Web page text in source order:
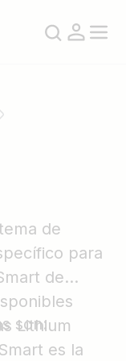
de
para
de
Lithium
es la
son: